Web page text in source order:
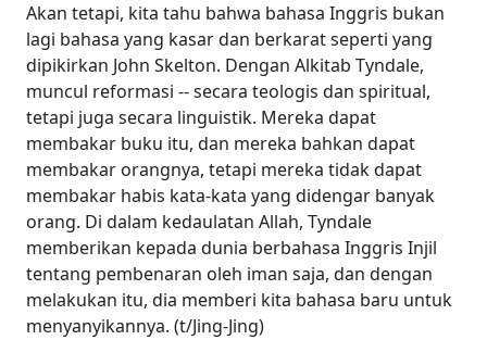
Akan tetapi, kita tahu bahwa bahasa Inggris bukan
lagi bahasa yang kasar dan berkarat seperti yang
dipikirkan John Skelton. Dengan Alkitab Tyndale,
muncul reformasi -- secara teologis dan spiritual,
tetapi juga secara linguistik. Mereka dapat
membakar buku itu, dan mereka bahkan dapat
membakar orangnya, tetapi mereka tidak dapat
membakar habis kata-kata yang didengar banyak
orang. Di dalam kedaulatan Allah, Tyndale
memberikan kepada dunia berbahasa Inggris Injil
tentang pembenaran oleh iman saja, dan dengan
melakukan itu, dia memberi kita bahasa baru untuk
menyanyikannya. (t/Jing-Jing)